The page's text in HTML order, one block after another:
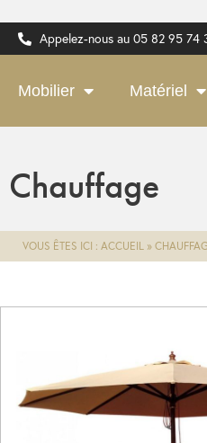
Appelez-nous au 05 82 95 74
Mobilier Matériel
Chauffage
VOUS ÊTES ICI : ACCUEIL »